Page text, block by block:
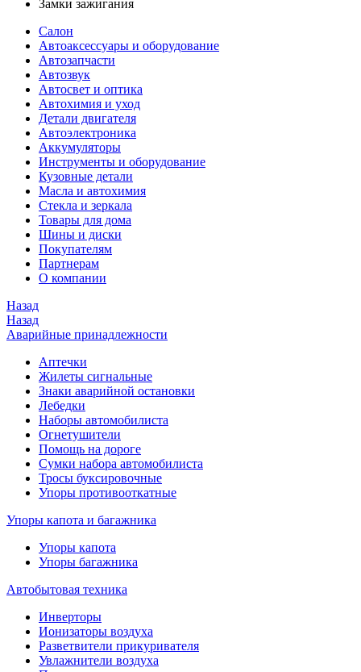
Замки зажигания
Салон
Автоаксессуары и оборудование
Автозапчасти
Автозвук
Автосвет и оптика
Автохимия и уход
Детали двигателя
Автоэлектроника
Аккумуляторы
Инструменты и оборудование
Кузовные детали
Масла и автохимия
Стекла и зеркала
Товары для дома
Шины и диски
Покупателям
Партнерам
О компании
Назад
Назад
Аварийные принадлежности
Аптечки
Жилеты сигнальные
Знаки аварийной остановки
Лебедки
Наборы автомобилиста
Огнетушители
Помощь на дороге
Сумки набора автомобилиста
Тросы буксировочные
Упоры противооткатные
Упоры капота и багажника
Упоры капота
Упоры багажника
Автобытовая техника
Инверторы
Ионизаторы воздуха
Разветвители прикуривателя
Увлажнители воздуха